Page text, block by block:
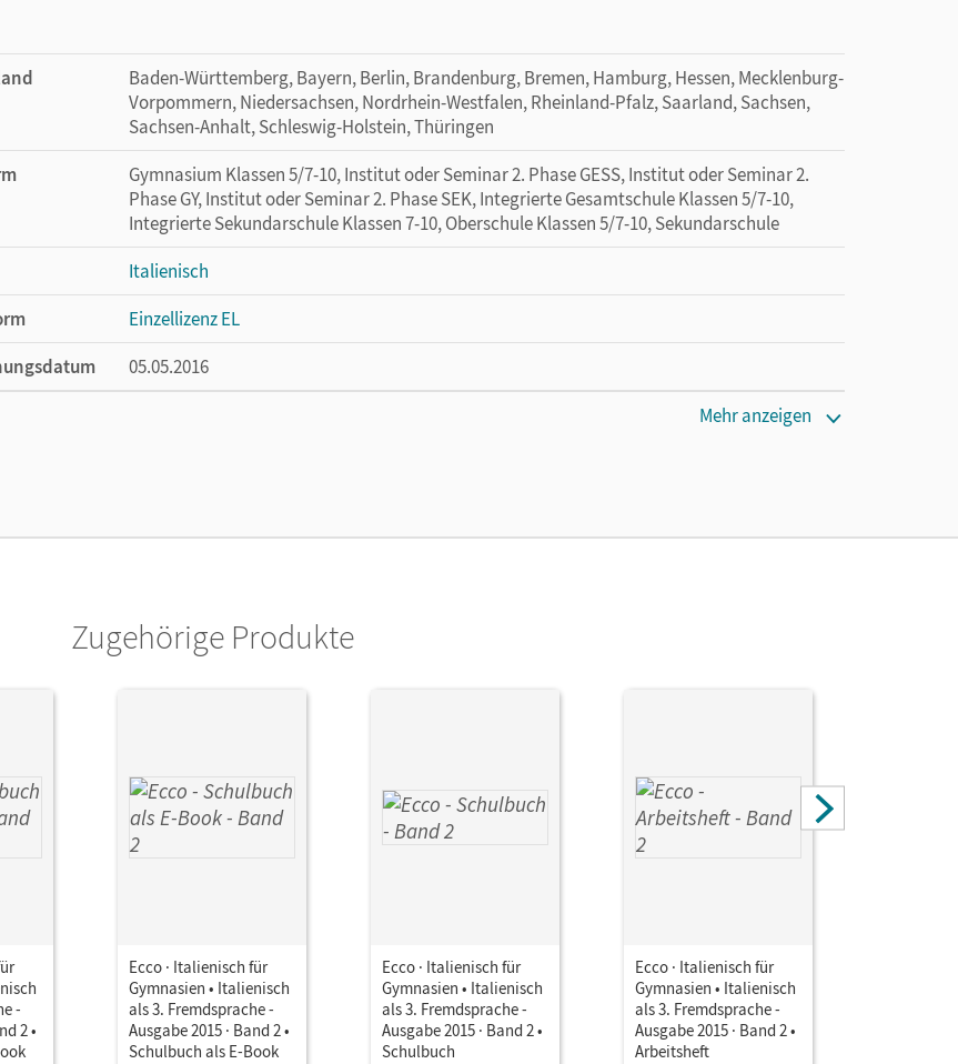
Baden-Württemberg, Bayern, Berlin, Brandenburg, Bremen, Hamburg, Hessen, Mecklenburg-
Vorpommern, Niedersachsen, Nordrhein-Westfalen, Rheinland-Pfalz, Saarland, Sachsen,
Sachsen-Anhalt, Schleswig-Holstein, Thüringen
Gymnasium Klassen 5/7-10, Institut oder Seminar 2. Phase GESS, Institut oder Seminar 2.
Phase GY, Institut oder Seminar 2. Phase SEK, Integrierte Gesamtschule Klassen 5/7-10,
Integrierte Sekundarschule Klassen 7-10, Oberschule Klassen 5/7-10, Sekundarschule
Italienisch
Einzellizenz EL
05.05.2016
Mehr anzeigen
Zugehörige Produkte
-
2 •
Ecco · Italienisch für
Gymnasien • Italienisch
als 3. Fremdsprache -
Ausgabe 2015 · Band 2 •
Schulbuch als E-Book
Ecco · Italienisch für
Gymnasien • Italienisch
als 3. Fremdsprache -
Ausgabe 2015 · Band 2 •
Schulbuch
Ecco · Italienisch für
Gymnasien • Italienisch
als 3. Fremdsprache -
Ausgabe 2015 · Band 2 •
Arbeitsheft